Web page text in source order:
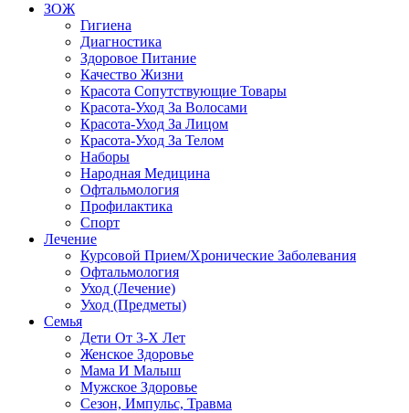
ЗОЖ
Гигиена
Диагностика
Здоровое Питание
Качество Жизни
Красота Сопутствующие Товары
Красота-Уход За Волосами
Красота-Уход За Лицом
Красота-Уход За Телом
Наборы
Народная Медицина
Офтальмология
Профилактика
Спорт
Лечение
Курсовой Прием/Хронические Заболевания
Офтальмология
Уход (Лечение)
Уход (Предметы)
Семья
Дети От 3-Х Лет
Женское Здоровье
Мама И Малыш
Мужское Здоровье
Сезон, Импульс, Травма